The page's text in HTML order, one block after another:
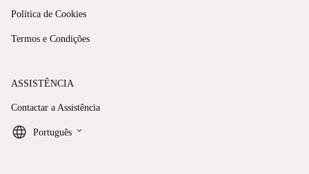
Política de Cookies
Termos e Condições
ASSISTÊNCIA
Contactar a Assistência
Português keyboard_arrow_down